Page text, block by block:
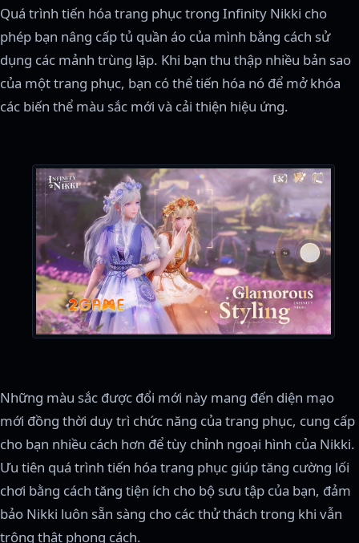
Quá trình tiến hóa trang phục trong Infinity Nikki cho
phép bạn nâng cấp tủ quần áo của mình bằng cách sử
dụng các mảnh trùng lặp. Khi bạn thu thập nhiều bản sao
của một trang phục, bạn có thể tiến hóa nó để mở khóa
các biến thể màu sắc mới và cải thiện hiệu ứng.
Những màu sắc được đổi mới này mang đến diện mạo
mới đồng thời duy trì chức năng của trang phục, cung cấp
cho bạn nhiều cách hơn để tùy chỉnh ngoại hình của Nikki.
Ưu tiên quá trình tiến hóa trang phục giúp tăng cường lối
chơi bằng cách tăng tiện ích cho bộ sưu tập của bạn, đảm
bảo Nikki luôn sẵn sàng cho các thử thách trong khi vẫn
trông thật phong cách.